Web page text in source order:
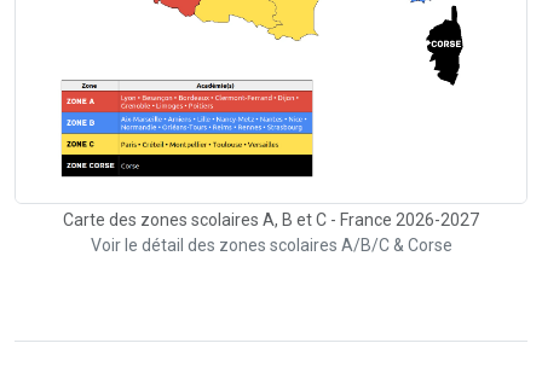
Carte des zones scolaires A, B et C - France 2026-2027
Voir le détail des zones scolaires A/B/C & Corse